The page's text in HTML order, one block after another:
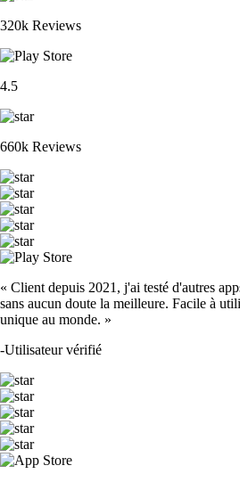
320k Reviews
4.5
660k Reviews
« Client depuis 2021, j'ai testé d'autres
sans aucun doute la meilleure. Facile à
unique au monde. »
-Utilisateur vérifié